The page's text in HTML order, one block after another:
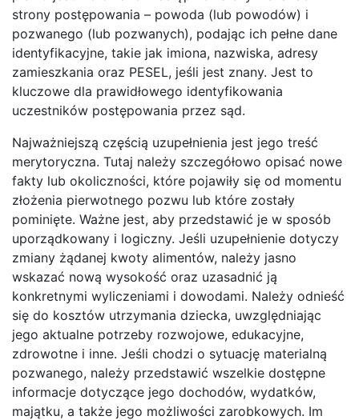
strony postępowania – powoda (lub powodów) i
pozwanego (lub pozwanych), podając ich pełne dane
identyfikacyjne, takie jak imiona, nazwiska, adresy
zamieszkania oraz PESEL, jeśli jest znany. Jest to
kluczowe dla prawidłowego identyfikowania
uczestników postępowania przez sąd.
Najważniejszą częścią uzupełnienia jest jego treść
merytoryczna. Tutaj należy szczegółowo opisać nowe
fakty lub okoliczności, które pojawiły się od momentu
złożenia pierwotnego pozwu lub które zostały
pominięte. Ważne jest, aby przedstawić je w sposób
uporządkowany i logiczny. Jeśli uzupełnienie dotyczy
zmiany żądanej kwoty alimentów, należy jasno
wskazać nową wysokość oraz uzasadnić ją
konkretnymi wyliczeniami i dowodami. Należy odnieść
się do kosztów utrzymania dziecka, uwzględniając
jego aktualne potrzeby rozwojowe, edukacyjne,
zdrowotne i inne. Jeśli chodzi o sytuację materialną
pozwanego, należy przedstawić wszelkie dostępne
informacje dotyczące jego dochodów, wydatków,
majątku, a także jego możliwości zarobkowych. Im